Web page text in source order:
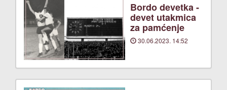
Bordo devetka -
devet utakmica
za pamćenje
30.06.2023. 14:52